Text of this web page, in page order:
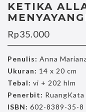
KETIKA
Rp35.000
Penulis: Anna
Ukuran: 14 x 20 cm
Tebal: vi + 202 hlm
Penerbit: RuangKata
ISBN: 602-8389-35-8